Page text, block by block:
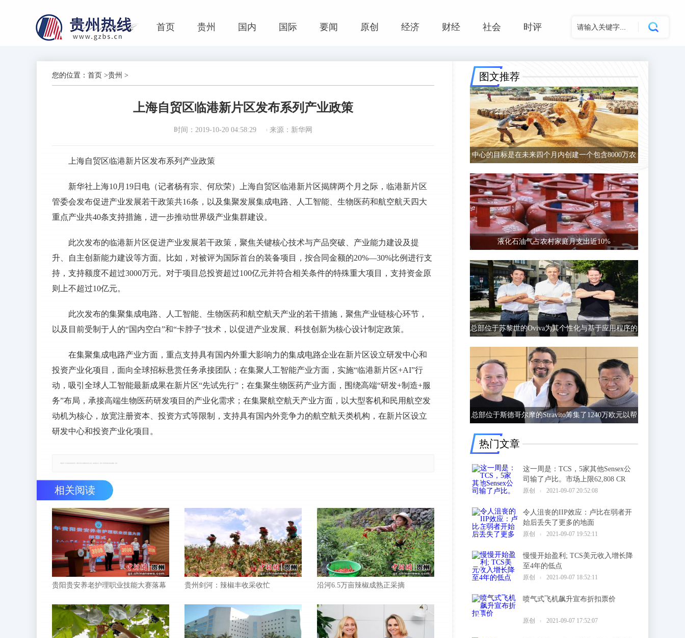
首页 贵州 国内 国际 要闻 原创 经济 财经 社会 时评
您的位置： 首页 >贵州 >
上海自贸区临港新片区发布系列产业政策
时间：2019-10-20 04:58:29 来源：新华网
上海自贸区临港新片区发布系列产业政策
新华社上海10月19日电（记者杨有宗、何欣荣）上海自贸区临港新片区揭牌两个月之际，临港新片区
管委会发布促进产业发展若干政策共16条，以及集聚发展集成电路、人工智能、生物医药和航空航天四大
重点产业共40条支持措施，进一步推动世界级产业集群建设。
此次发布的临港新片区促进产业发展若干政策，聚焦关键核心技术与产品突破、产业能力建设及提
升、自主创新能力建设等方面。比如，对被评为国际首台的装备项目，按合同金额的20%—30%比例进行支
持，支持额度不超过3000万元。对于项目总投资超过100亿元并符合相关条件的特殊重大项目，支持资金原
则上不超过10亿元。
此次发布的集聚集成电路、人工智能、生物医药和航空航天产业的若干措施，聚焦产业链核心环节，
以及目前受制于人的“国内空白”和“卡脖子”技术，以促进产业发展、科技创新为核心设计制定政策。
在集聚集成电路产业方面，重点支持具有国内外重大影响力的集成电路企业在新片区设立研发中心和
投资产业化项目，面向全球招标悬赏任务承接团队；在集聚人工智能产业方面，实施“临港新片区+AI”行
动，吸引全球人工智能最新成果在新片区“先试先行”；在集聚生物医药产业方面，围绕高端“研发+制造+服
务”布局，承接高端生物医药研发项目的产业化需求；在集聚航空航天产业方面，以大型客机和民用航空发
动机为核心，放宽注册资本、投资方式等限制，支持具有国内外竞争力的航空航天类机构，在新片区设立
研发中心和投资产业化项目。
相关阅读
贵阳贵安养老护理职业技能大赛落幕 贵州剑河：辣椒丰收采收忙 沿河6.5万亩辣椒成熟正采摘
图文推荐
中心的目标是在未来四个月内创建一个包含8000万农
液化石油气占农村家庭月支出近10%
总部位于苏黎世的Oviva为其个性化与基于应用程序的
总部位于斯德哥尔摩的Stravito筹集了1240万欧元以帮
热门文章
这一周是：TCS，5家其他Sensex公
司输了卢比。市场上限62,808 CR
原创 2021-09-07 20:52:08
1
令人沮丧的IIP效应：卢比在弱者开
始后丢失了更多的地面
原创 2021-09-07 19:52:11
2
慢慢开始盈利; TCS美元收入增长降
至4年的低点
原创 2021-09-07 18:52:11
3
喷气式飞机飙升宣布折扣票价
原创 2021-09-07 17:52:07
4